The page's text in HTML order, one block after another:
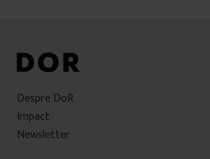
Despre DoR
Impact
Newsletter